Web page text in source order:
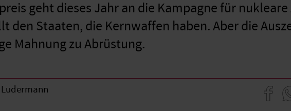
geht dieses Jahr an die Kampagne für
den Staaten, die Kernwaffen haben. Aber die
Mahnung zu Abrüstung.